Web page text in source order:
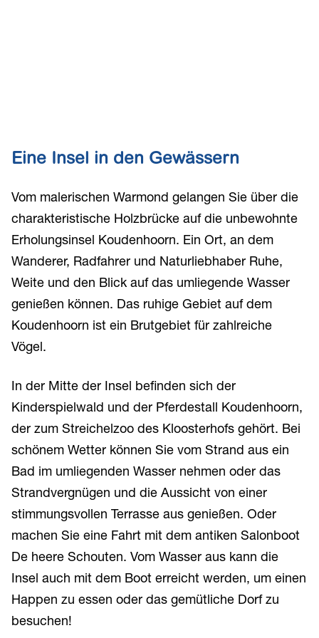
Eine Insel in den Gewässern
Vom malerischen Warmond gelangen Sie über die
charakteristische Holzbrücke auf die unbewohnte
Erholungsinsel Koudenhoorn. Ein Ort, an dem
Wanderer, Radfahrer und Naturliebhaber Ruhe,
Weite und den Blick auf das umliegende Wasser
genießen können. Das ruhige Gebiet auf dem
Koudenhoorn ist ein Brutgebiet für zahlreiche
Vögel.
In der Mitte der Insel befinden sich der
Kinderspielwald und der Pferdestall Koudenhoorn,
der zum Streichelzoo des Kloosterhofs gehört. Bei
schönem Wetter können Sie vom Strand aus ein
Bad im umliegenden Wasser nehmen oder das
Strandvergnügen und die Aussicht von einer
stimmungsvollen Terrasse aus genießen. Oder
machen Sie eine Fahrt mit dem antiken Salonboot
De heere Schouten. Vom Wasser aus kann die
Insel auch mit dem Boot erreicht werden, um einen
Happen zu essen oder das gemütliche Dorf zu
besuchen!